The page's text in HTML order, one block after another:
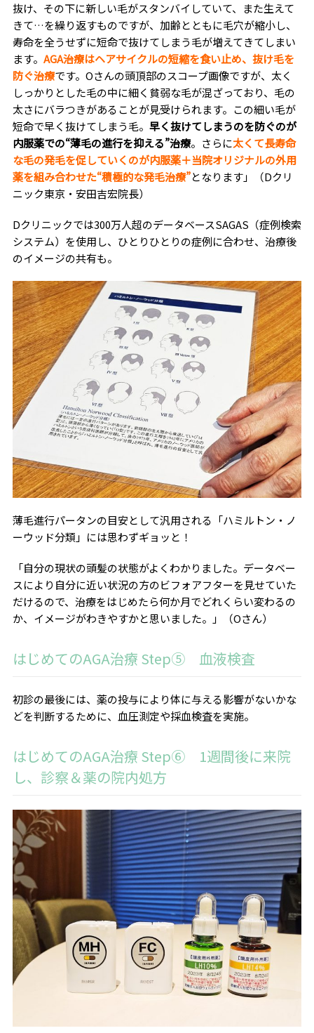
抜け、その下に新しい毛がスタンバイしていて、また生えて
きて…を繰り返すものですが、加齢とともに毛穴が縮小し、
寿命を全うせずに短命で抜けてしまう毛が増えてきてしまい
ます。 AGA治療はヘアサイクルの短縮を食い止め、抜け毛を
防ぐ治療です。Oさんの頭頂部のスコープ画像ですが、太く
しっかりとした毛の中に細く貧弱な毛が混ざっており、毛の
太さにバラつきがあることが見受けられます。この細い毛が
短命で早く抜けてしまう毛。 早く抜けてしまうのを防ぐのが
内服薬での“薄毛の進行を抑える”治療。さらに太くて長寿命
な毛の発毛を促していくのが内服薬＋当院オリジナルの外用
薬を組み合わせた“積極的な発毛治療”となります」（Dクリ
ニック東京・安田吉宏院長）
Dクリニックでは300万人超のデータベースSAGAS（症例検索
システム）を使用し、ひとりひとりの症例に合わせ、治療後
のイメージの共有も。
薄毛進行パータンの目安として汎用される「ハミルトン・ノ
ーウッド分類」には思わずギョッと！
「自分の現状の頭髪の状態がよくわかりました。データベー
スにより自分に近い状況の方のビフォアフターを見せていた
だけるので、治療をはじめたら何か月でどれくらい変わるの
か、イメージがわきやすかと思いました。」（Oさん）
はじめてのAGA治療 Step⑤ 血液検査
初診の最後には、薬の投与により体に与える影響がないかな
どを判断するために、血圧測定や採血検査を実施。
はじめてのAGA治療 Step⑥ 1週間後に来院
し、診察＆薬の院内処方